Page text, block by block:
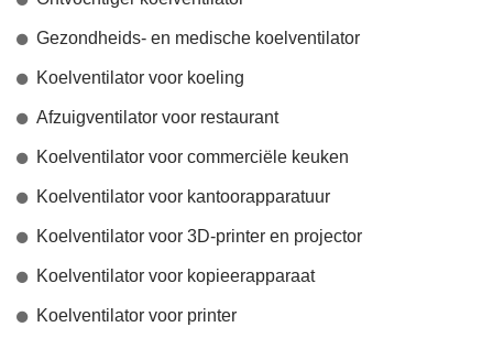
Gezondheids- en medische koelventilator
Koelventilator voor koeling
Afzuigventilator voor restaurant
Koelventilator voor commerciële keuken
Koelventilator voor kantoorapparatuur
Koelventilator voor 3D-printer en projector
Koelventilator voor kopieerapparaat
Koelventilator voor printer